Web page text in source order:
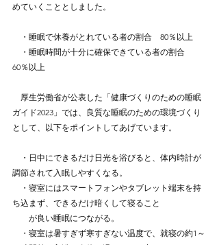
めていくこととしました。
・睡眠で休養がとれている者の割合　80％以上
・睡眠時間が十分に確保できている者の割合
60％以上
厚生労働省が公表した「健康づくりのための睡眠
ガイド2023」では、良質な睡眠のための環境づくり
として、以下をポイントしてあげています。
・日中にできるだけ日光を浴びると、体内時計が
調節されて入眠しやすくなる。
・寝室にはスマートフォンやタブレット端末を持
ち込まず、できるだけ暗くして寝ること
が良い睡眠につながる。
・寝室は暑すぎず寒すぎない温度で、就寝の約1～